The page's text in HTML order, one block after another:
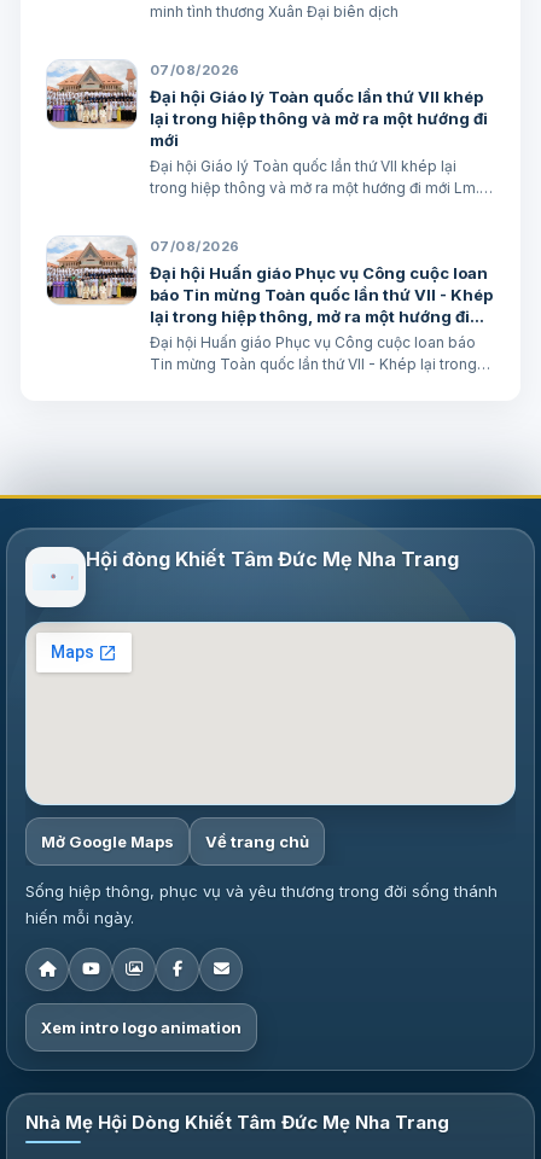
minh tình thương Xuân Đại biên dịch
07/08/2026
Đại hội Giáo lý Toàn quốc lần thứ VII khép
lại trong hiệp thông và mở ra một hướng đi
mới
Đại hội Giáo lý Toàn quốc lần thứ VII khép lại
trong hiệp thông và mở ra một hướng đi mới Lm.
07/08/2026
Đại hội Huấn giáo Phục vụ Công cuộc loan
báo Tin mừng Toàn quốc lần thứ VII - Khép
lại trong hiệp thông, mở ra một hướng đi
mới cho công cuộc huấn giáo Việt Nam
Đại hội Huấn giáo Phục vụ Công cuộc loan báo
Tin mừng Toàn quốc lần thứ VII - Khép lại trong
Hội đòng Khiết Tâm Đức Mẹ Nha Trang
Mở Google Maps Về trang chủ
Sống hiệp thông, phục vụ và yêu thương trong đời sống thánh
hiến mỗi ngày.
Xem intro logo animation
Nhà Mẹ Hội Dòng Khiết Tâm Đức Mẹ Nha Trang